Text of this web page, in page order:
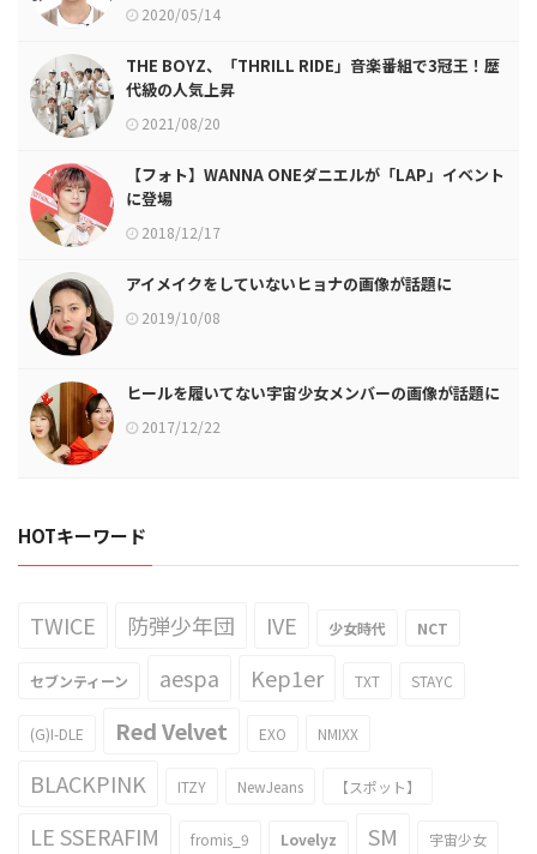
2020/05/14
THE BOYZ、「THRILL RIDE」音楽番組で3冠王！歴
代級の人気上昇
2021/08/20
【フォト】WANNA ONEダニエルが「LAP」イベント
に登場
2018/12/17
アイメイクをしていないヒョナの画像が話題に
2019/10/08
ヒールを履いてない宇宙少女メンバーの画像が話題に
2017/12/22
HOTキーワード
TWICE 防弾少年団 IVE 少女時代 NCT
セブンティーン aespa Kep1er TXT STAYC
(G)I-DLE Red Velvet EXO NMIXX
BLACKPINK ITZY NewJeans 【スポット】
LE SSERAFIM fromis_9 Lovelyz SM 宇宙少女